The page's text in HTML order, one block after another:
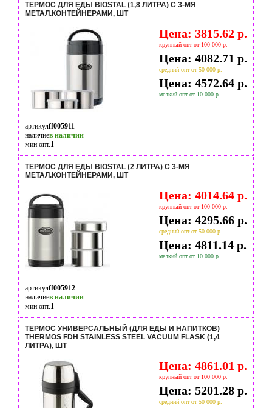
ТЕРМОС ДЛЯ ЕДЫ BIOSTAL (1,8 ЛИТРА) С 3-МЯ
МЕТАЛ.КОНТЕЙНЕРАМИ, ШТ
Цена: 3815.62 р.
крупный опт от 100 000 р.
Цена: 4082.71 р.
средний опт от 50 000 р.
Цена: 4572.64 р.
мелкий опт от 10 000 р.
артикулff005911
наличиев наличии
мин опт.1
ТЕРМОС ДЛЯ ЕДЫ BIOSTAL (2 ЛИТРА) С 3-МЯ
МЕТАЛ.КОНТЕЙНЕРАМИ, ШТ
Цена: 4014.64 р.
крупный опт от 100 000 р.
Цена: 4295.66 р.
средний опт от 50 000 р.
Цена: 4811.14 р.
мелкий опт от 10 000 р.
артикулff005912
наличиев наличии
мин опт.1
ТЕРМОС УНИВЕРСАЛЬНЫЙ (ДЛЯ ЕДЫ И НАПИТКОВ)
THERMOS FDH STAINLESS STEEL VACUUM FLASK (1,4
ЛИТРА), ШТ
Цена: 4861.01 р.
крупный опт от 100 000 р.
Цена: 5201.28 р.
средний опт от 50 000 р.